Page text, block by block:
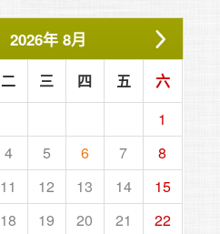
2026年8月
二 三 四 五
六
1
4 5 6 7
8
11 12 13 14
15
18 19 20 21
22